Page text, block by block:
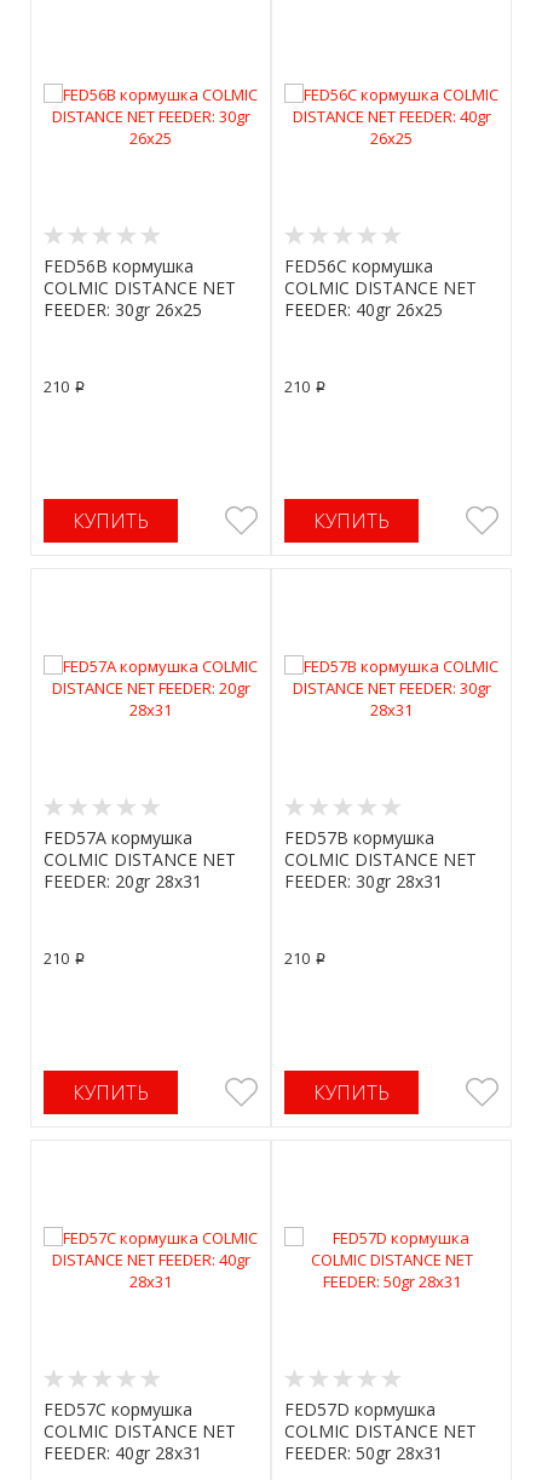
FED56B кормушка
COLMIC DISTANCE NET
FEEDER: 30gr 26x25
210 p
КУПИТЬ
FED56C кормушка
COLMIC DISTANCE NET
FEEDER: 40gr 26x25
210 p
КУПИТЬ
FED57A кормушка
COLMIC DISTANCE NET
FEEDER: 20gr 28x31
210 p
КУПИТЬ
FED57B кормушка
COLMIC DISTANCE NET
FEEDER: 30gr 28x31
210 p
КУПИТЬ
FED57C кормушка
COLMIC DISTANCE NET
FEEDER: 40gr 28x31
FED57D кормушка
COLMIC DISTANCE NET
FEEDER: 50gr 28x31